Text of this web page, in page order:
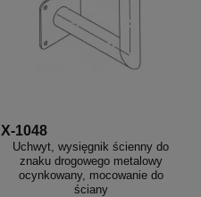
X-1048
Uchwyt, wysięgnik ścienny do
znaku drogowego metalowy
ocynkowany, mocowanie do
ściany